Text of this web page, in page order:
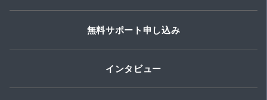
無料サポート申し込み
インタビュー